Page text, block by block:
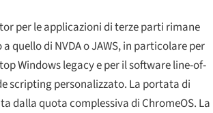
per le applicazioni di terze parti rimane
quello di NVDA o JAWS, in particolare per
Windows legacy e per il software line-of-
scripting personalizzato. La portata di
dalla quota complessiva di ChromeOS. La